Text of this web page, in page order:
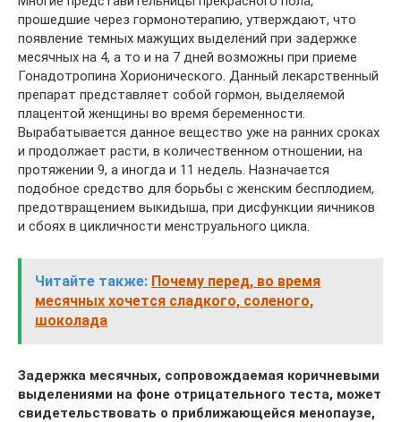
прошедшие через гормонотерапию, утверждают, что
появление темных мажущих выделений при задержке
месячных на 4, а то и на 7 дней возможны при приеме
Гонадотропина Хорионического. Данный лекарственный
препарат представляет собой гормон, выделяемой
плацентой женщины во время беременности.
Вырабатывается данное вещество уже на ранних сроках
и продолжает расти, в количественном отношении, на
протяжении 9, а иногда и 11 недель. Назначается
подобное средство для борьбы с женским бесплодием,
предотвращением выкидыша, при дисфункции яичников
и сбоях в цикличности менструального цикла.
Читайте также: Почему перед, во время
месячных хочется сладкого, соленого,
шоколада
Задержка месячных, сопровождаемая коричневыми
выделениями на фоне отрицательного теста, может
свидетельствовать о приближающейся менопаузе,